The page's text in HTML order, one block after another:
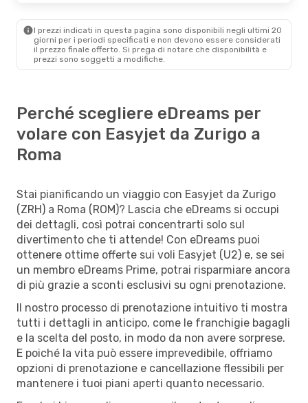
I prezzi indicati in questa pagina sono disponibili negli ultimi 20
giorni per i periodi specificati e non devono essere considerati
il ​​prezzo finale offerto. Si prega di notare che disponibilità e
prezzi sono soggetti a modifiche.
Perché scegliere eDreams per
volare con Easyjet da Zurigo a
Roma
Stai pianificando un viaggio con Easyjet da Zurigo
(ZRH) a Roma (ROM)? Lascia che eDreams si occupi
dei dettagli, così potrai concentrarti solo sul
divertimento che ti attende! Con eDreams puoi
ottenere ottime offerte sui voli Easyjet (U2) e, se sei
un membro eDreams Prime, potrai risparmiare ancora
di più grazie a sconti esclusivi su ogni prenotazione.
Il nostro processo di prenotazione intuitivo ti mostra
tutti i dettagli in anticipo, come le franchigie bagagli
e la scelta del posto, in modo da non avere sorprese.
E poiché la vita può essere imprevedibile, offriamo
opzioni di prenotazione e cancellazione flessibili per
mantenere i tuoi piani aperti quanto necessario.